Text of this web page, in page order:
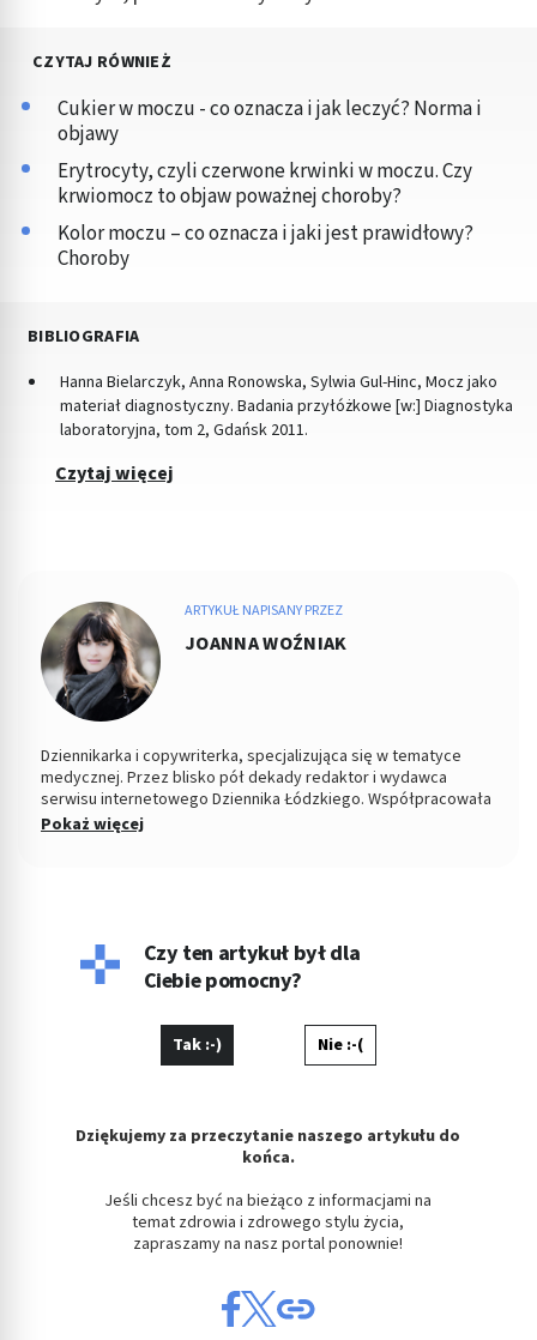
CZYTAJ RÓWNIEŻ
Cukier w moczu - co oznacza i jak leczyć? Norma i
objawy
Erytrocyty, czyli czerwone krwinki w moczu. Czy
krwiomocz to objaw poważnej choroby?
Kolor moczu – co oznacza i jaki jest prawidłowy?
Choroby
BIBLIOGRAFIA
Hanna Bielarczyk, Anna Ronowska, Sylwia Gul-Hinc, Mocz jako
materiał diagnostyczny. Badania przyłóżkowe [w:] Diagnostyka
laboratoryjna, tom 2, Gdańsk 2011.
Czytaj więcej
ARTYKUŁ NAPISANY PRZEZ
JOANNA WOŹNIAK
Dziennikarka i copywriterka, specjalizująca się w tematyce
medycznej. Przez blisko pół dekady redaktor i wydawca
serwisu internetowego Dziennika Łódzkiego. Współpracowała
z łódzkim ośrodkiem TVP. Absolwentka Filozofii oraz
Pokaż więcej
Czy ten artykuł był dla
Ciebie pomocny?
Tak :-) Nie :-(
Dziękujemy za przeczytanie naszego artykułu do
końca.
Jeśli chcesz być na bieżąco z informacjami na
temat zdrowia i zdrowego stylu życia,
zapraszamy na nasz portal ponownie!